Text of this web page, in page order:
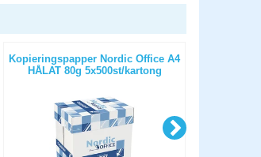
Kopieringspapper Nordic Office A4
HÅLAT 80g 5x500st/kartong